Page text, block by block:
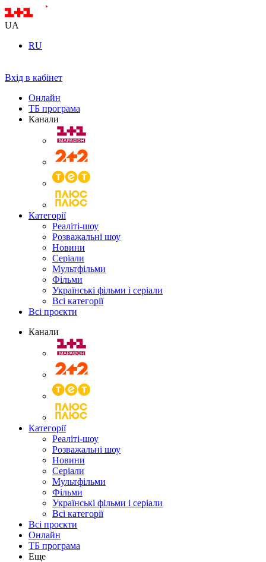
UA
RU
Вхід в кабінет
Онлайн
ТБ програма
Канали
Категорії
Реаліті-шоу
Розважальні шоу
Новини
Серіали
Мультфільми
Фільми
Українські фільми і серіали
Всі категорії
Всі проєкти
Канали
Категорії
Реаліті-шоу
Розважальні шоу
Новини
Серіали
Мультфільми
Фільми
Українські фільми і серіали
Всі категорії
Всі проєкти
Онлайн
ТБ програма
Еще